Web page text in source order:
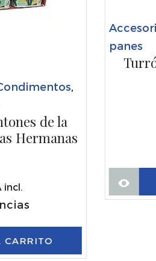
de la
Hermanas
incl.
CARRITO
panes